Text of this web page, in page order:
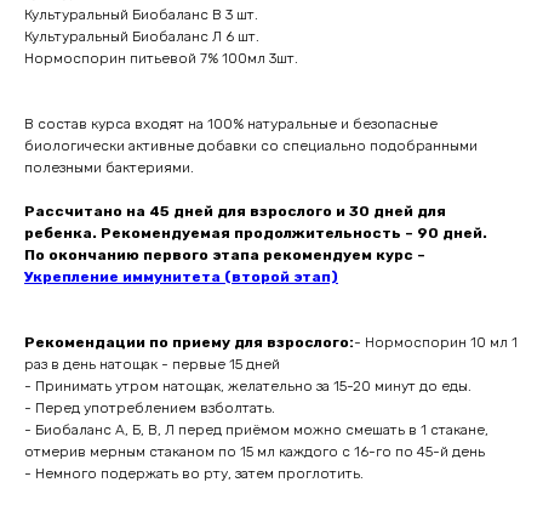
Культуральный Биобаланс В 3 шт.
Культуральный Биобаланс Л 6 шт.
Нормоспорин питьевой 7% 100мл 3шт.
В состав курса входят на 100% натуральные и безопасные
биологически активные добавки со специально подобранными
полезными бактериями.
Рассчитано на 45 дней для взрослого и 30 дней для
ребенка. Рекомендуемая продолжительность – 90 дней.
По окончанию первого этапа рекомендуем курс –
Укрепление иммунитета (второй этап)
Рекомендации по приему для взрослого:- Нормоспорин 10 мл 1
раз в день натощак - первые 15 дней
- Принимать утром натощак, желательно за 15-20 минут до еды.
- Перед употреблением взболтать.
- Биобаланс А, Б, В, Л перед приёмом можно смешать в 1 стакане,
отмерив мерным стаканом по 15 мл каждого с 16-го по 45-й день
- Немного подержать во рту, затем проглотить.